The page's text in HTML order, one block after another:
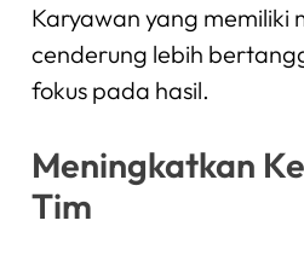
Karyawan yang memiliki
cenderung lebih
fokus pada hasil.
Meningkatkan
Tim